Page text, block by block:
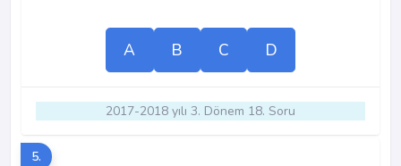
A B C D
2017-2018 yılı 3. Dönem 18. Soru
5.